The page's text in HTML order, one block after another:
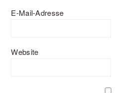
E-Mail-Adresse
Website